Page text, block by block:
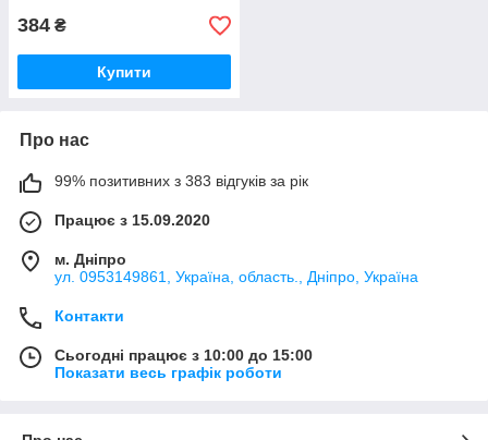
384 ₴
Купити
Про нас
99% позитивних з 383 відгуків за рік
Працює з 15.09.2020
м. Дніпро
ул. 0953149861, Україна, область., Дніпро, Україна
Контакти
Сьогодні працює з 10:00 до 15:00
Показати весь графік роботи